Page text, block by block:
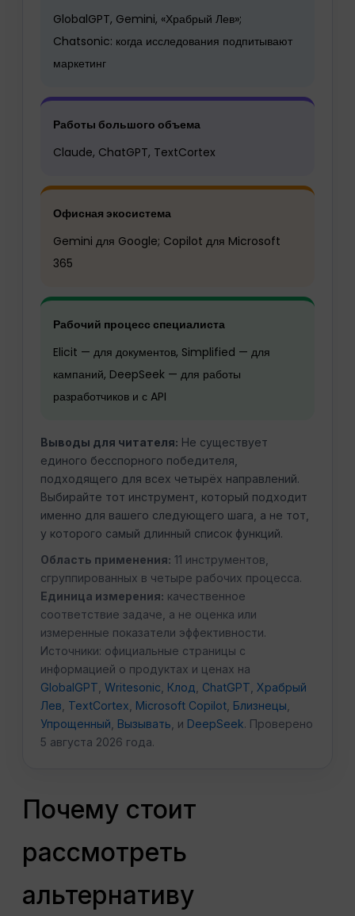
GlobalGPT, Gemini, «Храбрый Лев»;
Chatsonic: когда исследования подпитывают
маркетинг
Работы большого объема
Claude, ChatGPT, TextCortex
Офисная экосистема
Gemini для Google; Copilot для Microsoft
365
Рабочий процесс специалиста
Elicit — для документов, Simplified — для
кампаний, DeepSeek — для работы
разработчиков и с API
Выводы для читателя: Не существует
единого бесспорного победителя,
подходящего для всех четырёх направлений.
Выбирайте тот инструмент, который подходит
именно для вашего следующего шага, а не тот,
у которого самый длинный список функций.
Область применения: 11 инструментов,
сгруппированных в четыре рабочих процесса.
Единица измерения: качественное
соответствие задаче, а не оценка или
измеренные показатели эффективности.
Источники: официальные страницы с
информацией о продуктах и ценах на
GlobalGPT ,Writesonic Клод ChatGPT ,Храбрый
Лев TextCortex Microsoft Copilot Близнецы
Упрощенный Вызывать , и DeepSeek. Проверено
5 августа 2026 года.
Почему стоит
рассмотреть
альтернативу